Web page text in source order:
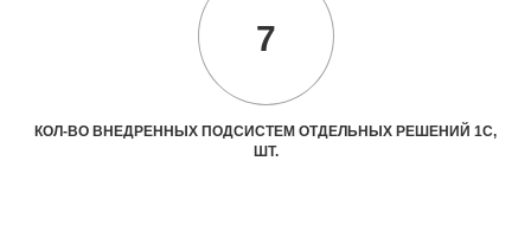
7
КОЛ-ВО ВНЕДРЕННЫХ ПОДСИСТЕМ ОТДЕЛЬНЫХ РЕШЕНИЙ 1С,
ШТ.